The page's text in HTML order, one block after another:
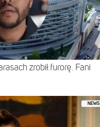
zrobił furorę. Fani
NEWS